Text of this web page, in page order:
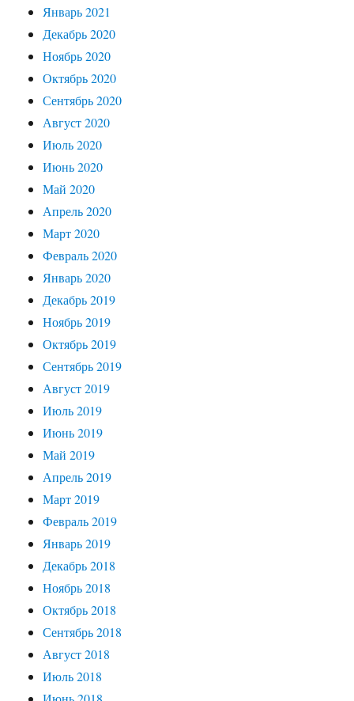
Январь 2021
Декабрь 2020
Ноябрь 2020
Октябрь 2020
Сентябрь 2020
Август 2020
Июль 2020
Июнь 2020
Май 2020
Апрель 2020
Март 2020
Февраль 2020
Январь 2020
Декабрь 2019
Ноябрь 2019
Октябрь 2019
Сентябрь 2019
Август 2019
Июль 2019
Июнь 2019
Май 2019
Апрель 2019
Март 2019
Февраль 2019
Январь 2019
Декабрь 2018
Ноябрь 2018
Октябрь 2018
Сентябрь 2018
Август 2018
Июль 2018